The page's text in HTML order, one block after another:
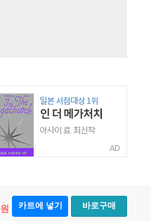
AD
원 카트에 넣기 바로구매